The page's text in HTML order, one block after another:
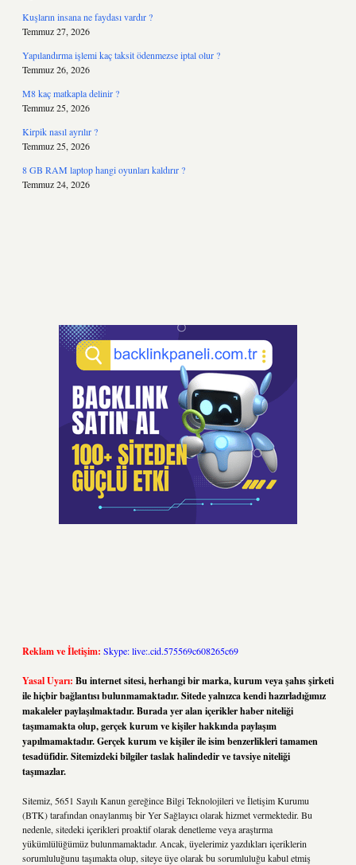
Kuşların insana ne faydası vardır ?
Temmuz 27, 2026
Yapılandırma işlemi kaç taksit ödenmezse iptal olur ?
Temmuz 26, 2026
M8 kaç matkapla delinir ?
Temmuz 25, 2026
Kirpik nasıl ayrılır ?
Temmuz 25, 2026
8 GB RAM laptop hangi oyunları kaldırır ?
Temmuz 24, 2026
Reklam ve İletişim: Skype: live:.cid.575569c608265c69
Yasal Uyarı: Bu internet sitesi, herhangi bir marka, kurum veya şahıs şirketi
ile hiçbir bağlantısı bulunmamaktadır. Sitede yalnızca kendi hazırladığımız
makaleler paylaşılmaktadır. Burada yer alan içerikler haber niteliği
taşımamakta olup, gerçek kurum ve kişiler hakkında paylaşım
yapılmamaktadır. Gerçek kurum ve kişiler ile isim benzerlikleri tamamen
tesadüfidir. Sitemizdeki bilgiler taslak halindedir ve tavsiye niteliği
taşımazlar.
Sitemiz, 5651 Sayılı Kanun gereğince Bilgi Teknolojileri ve İletişim Kurumu
(BTK) tarafından onaylanmış bir Yer Sağlayıcı olarak hizmet vermektedir. Bu
nedenle, sitedeki içerikleri proaktif olarak denetleme veya araştırma
yükümlülüğümüz bulunmamaktadır. Ancak, üyelerimiz yazdıkları içeriklerin
sorumluluğunu taşımakta olup, siteye üye olarak bu sorumluluğu kabul etmiş